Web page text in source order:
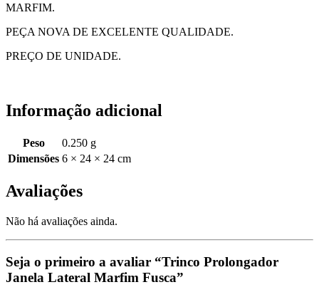
MARFIM.
PEÇA NOVA DE EXCELENTE QUALIDADE.
PREÇO DE UNIDADE.
Informação adicional
Peso
0.250 g
Dimensões 6 × 24 × 24 cm
Avaliações
Não há avaliações ainda.
Seja o primeiro a avaliar “Trinco Prolongador
Janela Lateral Marfim Fusca”